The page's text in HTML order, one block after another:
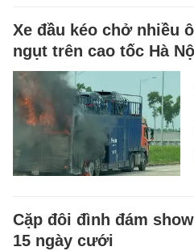
Xe đầu kéo chở nhiều
ngụt trên cao tốc Hà
Cặp đôi đình đám
15 ngày cưới